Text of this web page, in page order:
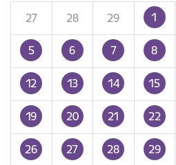
27
28 29 1
5 6 7 8
12 13 14 15
19 20 21 22
26 27 28 29